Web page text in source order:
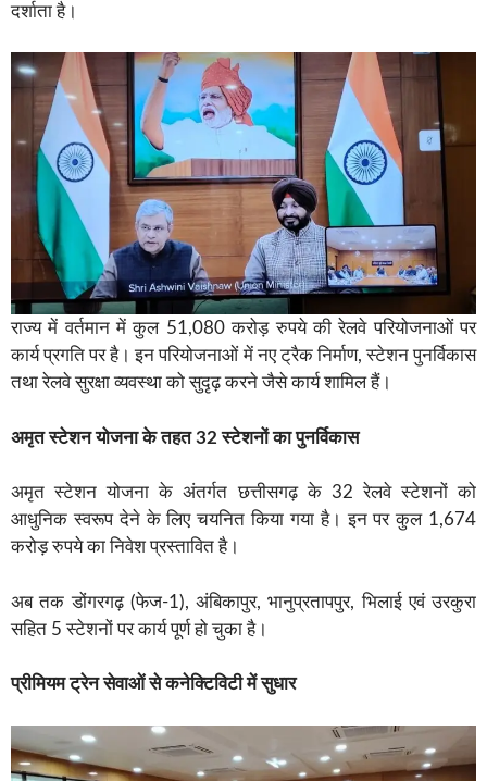
दर्शाता है।
राज्य में वर्तमान में कुल 51,080 करोड़ रुपये की रेलवे परियोजनाओं पर
कार्य प्रगति पर है। इन परियोजनाओं में नए ट्रैक निर्माण, स्टेशन पुनर्विकास
तथा रेलवे सुरक्षा व्यवस्था को सुदृढ़ करने जैसे कार्य शामिल हैं।
अमृत स्टेशन योजना के तहत 32 स्टेशनों का पुनर्विकास
अमृत स्टेशन योजना के अंतर्गत छत्तीसगढ़ के 32 रेलवे स्टेशनों को
आधुनिक स्वरूप देने के लिए चयनित किया गया है। इन पर कुल 1,674
करोड़ रुपये का निवेश प्रस्तावित है।
अब तक डोंगरगढ़ (फेज-1), अंबिकापुर, भानुप्रतापपुर, भिलाई एवं उरकुरा
सहित 5 स्टेशनों पर कार्य पूर्ण हो चुका है।
प्रीमियम ट्रेन सेवाओं से कनेक्टिविटी में सुधार